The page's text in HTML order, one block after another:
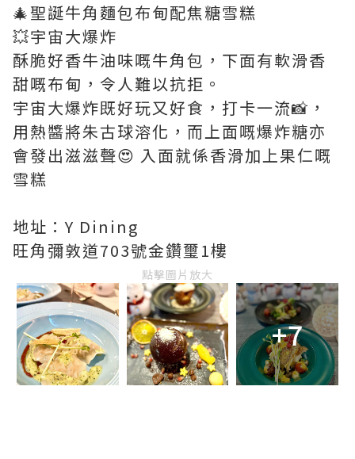
🎄聖誕牛角麵包布甸配焦糖雪糕
💥宇宙大爆炸
酥脆好香牛油味嘅牛角包，下面有軟滑香
甜嘅布甸，令人難以抗拒。
宇宙大爆炸既好玩又好食，打卡一流📸，
用熱醬將朱古球溶化，而上面嘅爆炸糖亦
會發出滋滋聲😍 入面就係香滑加上果仁嘅
雪糕
地址：Y Dining
旺角彌敦道703號金鑽璽1樓
點擊圖片放大
+7